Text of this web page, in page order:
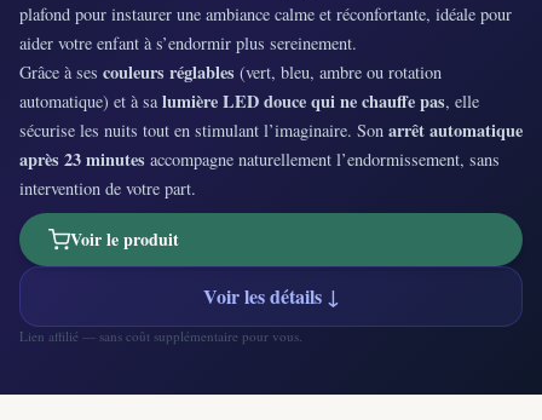
plafond pour instaurer une ambiance calme et réconfortante, idéale pour
aider votre enfant à s’endormir plus sereinement.
Grâce à ses couleurs réglables (vert, bleu, ambre ou rotation
automatique) et à salumière LED douce qui ne chauffe pas, elle
sécurise les nuits tout en stimulant l’imaginaire. Son arrêt automatique
après 23 minutes accompagne naturellement l’endormissement, sans
intervention de votre part.
Voir le produit
Voir les détails ↓
Lien affilié — sans coût supplémentaire pour vous.